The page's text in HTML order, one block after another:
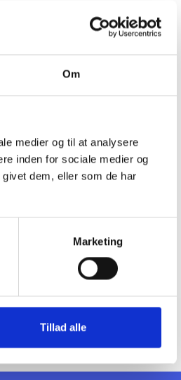
Om
medier og til at analysere
inden for sociale medier og
dem, eller som de har
Marketing
Tillad alle